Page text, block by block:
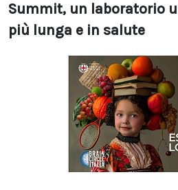
Summit, un laboratorio
più lunga e in salute